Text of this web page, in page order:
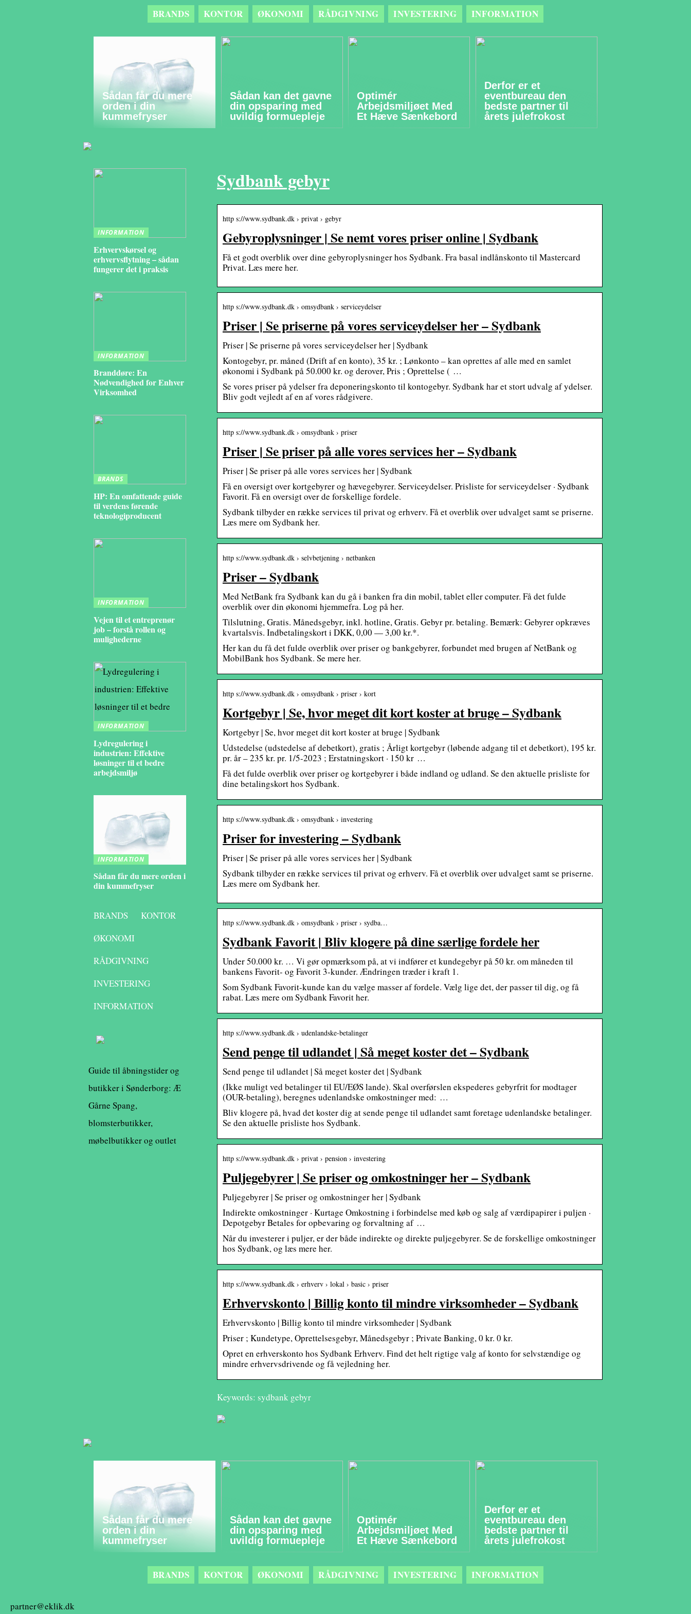
BRANDS KONTOR ØKONOMI RÅDGIVNING INVESTERING INFORMATION
Sådan får du mere
orden i din
kummefryser
Sådan kan det gavne
din opsparing med
uvildig formuepleje
Optimér
Arbejdsmiljøet Med
Et Hæve Sænkebord
Derfor er et
eventbureau den
bedste partner til
årets julefrokost
Sydbank gebyr
http s://www.sydbank.dk › privat › gebyr
Gebyroplysninger | Se nemt vores priser online | Sydbank
Få et godt overblik over dine gebyroplysninger hos Sydbank. Fra basal indlånskonto til Mastercard
Privat. Læs mere her.
http s://www.sydbank.dk › omsydbank › serviceydelser
Priser | Se priserne på vores serviceydelser her – Sydbank
Priser | Se priserne på vores serviceydelser her | Sydbank
Kontogebyr, pr. måned (Drift af en konto), 35 kr. ; Lønkonto – kan oprettes af alle med en samlet
økonomi i Sydbank på 50.000 kr. og derover, Pris ; Oprettelse ( …
Se vores priser på ydelser fra deponeringskonto til kontogebyr. Sydbank har et stort udvalg af ydelser.
Bliv godt vejledt af en af vores rådgivere.
http s://www.sydbank.dk › omsydbank › priser
Priser | Se priser på alle vores services her – Sydbank
Priser | Se priser på alle vores services her | Sydbank
Få en oversigt over kortgebyrer og hævegebyrer. Serviceydelser. Prisliste for serviceydelser · Sydbank
Favorit. Få en oversigt over de forskellige fordele.
Sydbank tilbyder en række services til privat og erhverv. Få et overblik over udvalget samt se priserne.
Læs mere om Sydbank her.
http s://www.sydbank.dk › selvbetjening › netbanken
Priser – Sydbank
Med NetBank fra Sydbank kan du gå i banken fra din mobil, tablet eller computer. Få det fulde
overblik over din økonomi hjemmefra. Log på her.
Tilslutning, Gratis. Månedsgebyr, inkl. hotline, Gratis. Gebyr pr. betaling. Bemærk: Gebyrer opkræves
kvartalsvis. Indbetalingskort i DKK, 0,00 — 3,00 kr.*.
Her kan du få det fulde overblik over priser og bankgebyrer, forbundet med brugen af NetBank og
MobilBank hos Sydbank. Se mere her.
http s://www.sydbank.dk › omsydbank › priser › kort
Kortgebyr | Se, hvor meget dit kort koster at bruge – Sydbank
Kortgebyr | Se, hvor meget dit kort koster at bruge | Sydbank
Udstedelse (udstedelse af debetkort), gratis ; Årligt kortgebyr (løbende adgang til et debetkort), 195 kr.
pr. år – 235 kr. pr. 1/5-2023 ; Erstatningskort · 150 kr …
Få det fulde overblik over priser og kortgebyrer i både indland og udland. Se den aktuelle prisliste for
dine betalingskort hos Sydbank.
http s://www.sydbank.dk › omsydbank › investering
Priser for investering – Sydbank
Priser | Se priser på alle vores services her | Sydbank
Sydbank tilbyder en række services til privat og erhverv. Få et overblik over udvalget samt se priserne.
Læs mere om Sydbank her.
http s://www.sydbank.dk › omsydbank › priser › sydba…
Sydbank Favorit | Bliv klogere på dine særlige fordele her
Under 50.000 kr. … Vi gør opmærksom på, at vi indfører et kundegebyr på 50 kr. om måneden til
bankens Favorit- og Favorit 3-kunder. Ændringen træder i kraft 1.
Som Sydbank Favorit-kunde kan du vælge masser af fordele. Vælg lige det, der passer til dig, og få
rabat. Læs mere om Sydbank Favorit her.
http s://www.sydbank.dk › udenlandske-betalinger
Send penge til udlandet | Så meget koster det – Sydbank
Send penge til udlandet | Så meget koster det | Sydbank
(Ikke muligt ved betalinger til EU/EØS lande). Skal overførslen ekspederes gebyrfrit for modtager
(OUR-betaling), beregnes udenlandske omkostninger med: …
Bliv klogere på, hvad det koster dig at sende penge til udlandet samt foretage udenlandske betalinger.
Se den aktuelle prisliste hos Sydbank.
http s://www.sydbank.dk › privat › pension › investering
Puljegebyrer | Se priser og omkostninger her – Sydbank
Puljegebyrer | Se priser og omkostninger her | Sydbank
Indirekte omkostninger · Kurtage Omkostning i forbindelse med køb og salg af værdipapirer i puljen ·
Depotgebyr Betales for opbevaring og forvaltning af …
Når du investerer i puljer, er der både indirekte og direkte puljegebyrer. Se de forskellige omkostninger
hos Sydbank, og læs mere her.
http s://www.sydbank.dk › erhverv › lokal › basic › priser
Erhvervskonto | Billig konto til mindre virksomheder – Sydbank
Erhvervskonto | Billig konto til mindre virksomheder | Sydbank
Priser ; Kundetype, Oprettelsesgebyr, Månedsgebyr ; Private Banking, 0 kr. 0 kr.
Opret en erhverskonto hos Sydbank Erhverv. Find det helt rigtige valg af konto for selvstændige og
mindre erhvervsdrivende og få vejledning her.
Keywords: sydbank gebyr
INFORMATION
Erhvervskørsel og
erhvervsflytning – sådan
fungerer det i praksis
INFORMATION
Branddøre: En
Nødvendighed for Enhver
Virksomhed
BRANDS
HP: En omfattende guide
til verdens førende
teknologiproducent
INFORMATION
Vejen til et entreprenør
job – forstå rollen og
mulighederne
INFORMATION
Lydregulering i
industrien: Effektive
løsninger til et bedre
arbejdsmiljø
INFORMATION
Sådan får du mere orden i
din kummefryser
BRANDS
KONTOR
ØKONOMI
RÅDGIVNING
INVESTERING
INFORMATION
Guide til åbningstider og
butikker i Sønderborg: Æ
Gårne Spang,
blomsterbutikker,
møbelbutikker og outlet
Sådan får du mere
orden i din
kummefryser
Sådan kan det gavne
din opsparing med
uvildig formuepleje
Optimér
Arbejdsmiljøet Med
Et Hæve Sænkebord
Derfor er et
eventbureau den
bedste partner til
årets julefrokost
BRANDS KONTOR ØKONOMI RÅDGIVNING INVESTERING INFORMATION
partner@eklik.dk